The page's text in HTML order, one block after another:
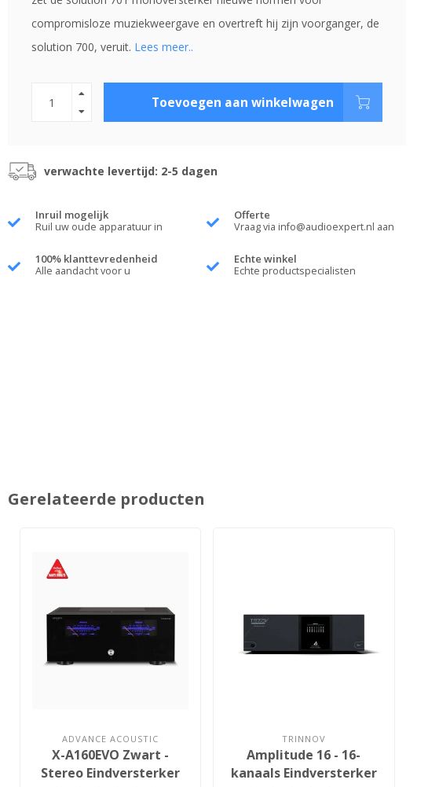
compromisloze muziekweergave en overtreft hij zijn voorganger, de
solution 700, veruit. Lees meer..
Toevoegen aan winkelwagen
verwachte levertijd: 2-5 dagen
Inruil mogelijk
Ruil uw oude apparatuur in
Offerte
Vraag via info@audioexpert.nl aan
100% klanttevredenheid
Alle aandacht voor u
Echte winkel
Echte productspecialisten
Gerelateerde producten
ADVANCE ACOUSTIC
X-A160EVO Zwart -
Stereo Eindversterker
TRINNOV
Amplitude 16 - 16-
kanaals Eindversterker